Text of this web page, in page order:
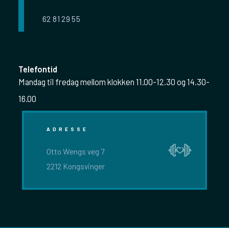
62 81 29 55
Telefontid
Mandag til fredag mellom klokken 11.00-12.30 og 14.30-
16.00
ADRESSE
Otto Wengs veg 7
2212 Kongsvinger